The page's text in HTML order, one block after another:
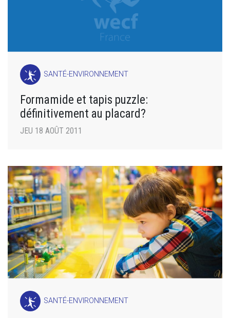
SANTÉ-ENVIRONNEMENT
Formamide et tapis puzzle:
définitivement au placard?
JEU 18 AOÛT 2011
SANTÉ-ENVIRONNEMENT